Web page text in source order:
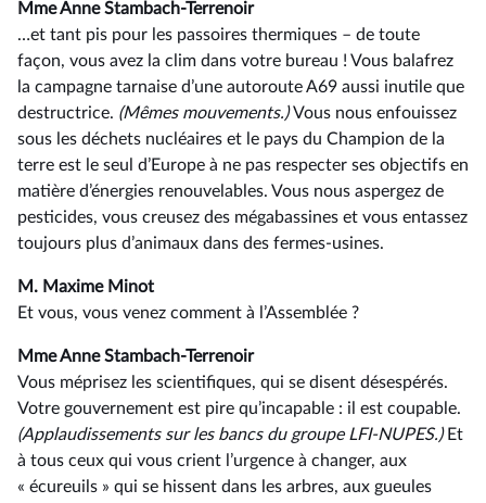
Mme Anne Stambach-Terrenoir
…et tant pis pour les passoires thermiques –⁠ de toute
façon, vous avez la clim dans votre bureau ! Vous balafrez
la campagne tarnaise d’une autoroute A69 aussi inutile que
destructrice. (Mêmes mouvements.)Vous nous enfouissez
sous les déchets nucléaires et le pays du Champion de la
terre est le seul d’Europe à ne pas respecter ses objectifs en
matière d’énergies renouvelables. Vous nous aspergez de
pesticides, vous creusez des mégabassines et vous entassez
toujours plus d’animaux dans des fermes-usines.
M. Maxime Minot
Et vous, vous venez comment à l’Assemblée ?
Mme Anne Stambach-Terrenoir
Vous méprisez les scientifiques, qui se disent désespérés.
Votre gouvernement est pire qu’incapable : il est coupable.
(Applaudissements sur les bancs du groupe LFI-NUPES.) Et
à tous ceux qui vous crient l’urgence à changer, aux
« écureuils » qui se hissent dans les arbres, aux gueules